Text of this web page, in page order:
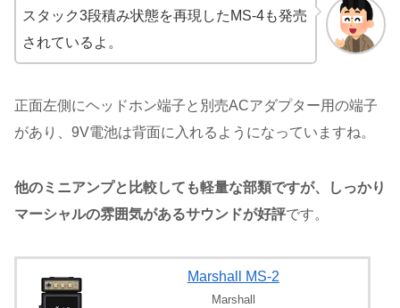
スタック3段積み状態を再現したMS-4も発売
されているよ。
正面左側にヘッドホン端子と別売ACアダプター用の端子
があり、9V電池は背面に入れるようになっていますね。
他のミニアンプと比較しても軽量な部類ですが、しっかり
マーシャルの雰囲気があるサウンドが好評です。
Marshall MS-2
Marshall